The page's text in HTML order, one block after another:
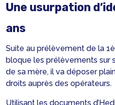
Une usurpation
ans
Suite au prélèvement de la
bloque les prélèvements sur
de sa mère, il va déposer
droits auprès des opérateurs.
Utilisant les documents